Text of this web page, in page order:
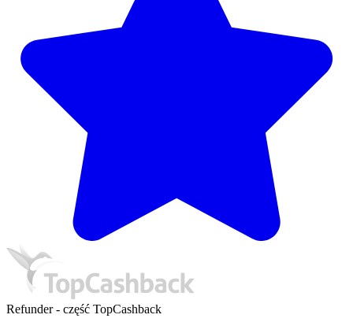
Refunder - część TopCashback